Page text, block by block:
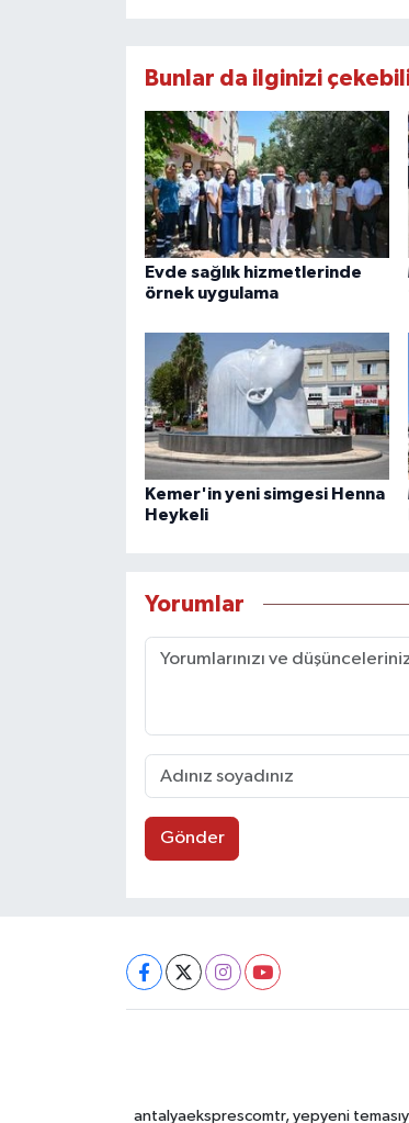
Bunlar da ilginizi
Evde sağlık hizmetlerinde
örnek uygulama
Kemer'in yeni simgesi Henna
Heykeli
Yorumlar
Gönder
antalyaeksprescomtr, yepyeni